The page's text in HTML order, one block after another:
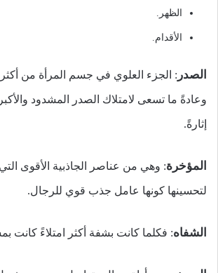
الظهر.
الأقدام.
الصدر : الجزء العلوي في جسم المرأة من أكثر
وعادةً ما تسعى لامتلاك الصدر المشدود
إثارةً.
المؤخرة: وهي من عناصر الجاذبية الأقوى
لتحسينها كونها عامل جذب قوي للرجال.
الشفاه: فكلما كانت بشفة أكثر امتلاءً كانت